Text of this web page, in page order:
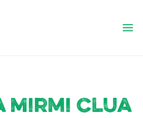
Mirmi Clua